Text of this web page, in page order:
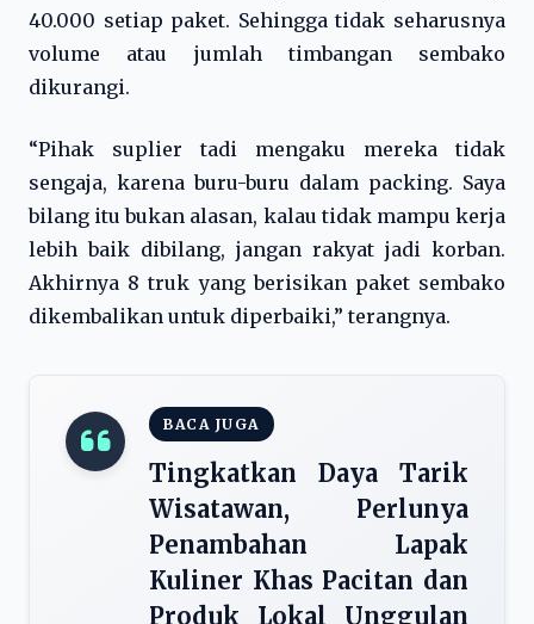
40.000 setiap paket. Sehingga tidak seharusnya
volume atau jumlah timbangan sembako
dikurangi.
“Pihak suplier tadi mengaku mereka tidak
sengaja, karena buru-buru dalam packing. Saya
bilang itu bukan alasan, kalau tidak mampu kerja
lebih baik dibilang, jangan rakyat jadi korban.
Akhirnya 8 truk yang berisikan paket sembako
dikembalikan untuk diperbaiki,” terangnya.
BACA JUGA
Tingkatkan Daya Tarik
Wisatawan, Perlunya
Penambahan Lapak
Kuliner Khas Pacitan dan
Produk Lokal Unggulan